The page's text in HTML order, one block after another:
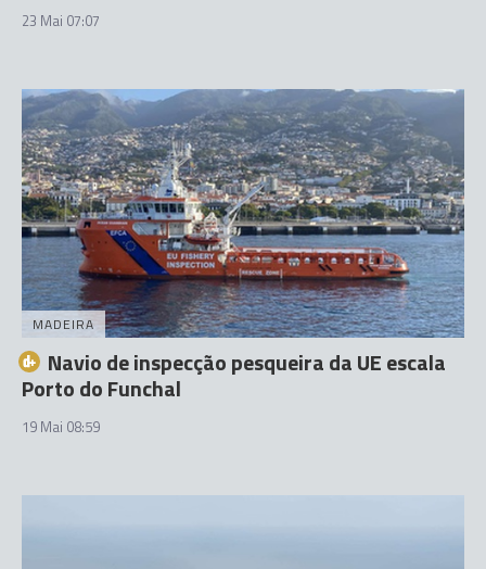
23 Mai 07:07
MADEIRA
Navio de inspecção pesqueira da UE escala
Porto do Funchal
19 Mai 08:59